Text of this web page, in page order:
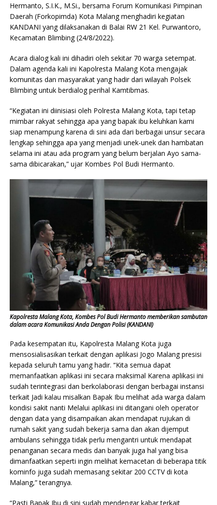
Hermanto, S.I.K., M.Si., bersama Forum Komunikasi Pimpinan
Daerah (Forkopimda) Kota Malang menghadiri kegiatan
KANDANI yang dilaksanakan di Balai RW 21 Kel. Purwantoro,
Kecamatan Blimbing (24/8/2022).
Acara dialog kali ini dihadiri oleh sekitar 70 warga setempat.
Dalam agenda kali ini Kapolresta Malang Kota mengajak
komunitas dan masyarakat yang hadir dari wilayah Polsek
Blimbing untuk berdialog perihal Kamtibmas.
“Kegiatan ini diinisiasi oleh Polresta Malang Kota, tapi tetap
mimbar rakyat sehingga apa yang bapak ibu keluhkan kami
siap menampung karena di sini ada dari berbagai unsur secara
lengkap sehingga apa yang menjadi unek-unek dan hambatan
selama ini atau ada program yang belum berjalan Ayo sama-
sama dibicarakan,” ujar Kombes Pol Budi Hermanto.
Kapolresta Malang Kota, Kombes Pol Budi Hermanto memberikan sambutan
dalam acara Komunikasi Anda Dengan Polisi (KANDANI)
Pada kesempatan itu, Kapolresta Malang Kota juga
mensosialisasikan terkait dengan aplikasi Jogo Malang presisi
kepada seluruh tamu yang hadir. “Kita semua dapat
memanfaatkan aplikasi ini secara maksimal Karena aplikasi ini
sudah terintegrasi dan berkolaborasi dengan berbagai instansi
terkait Jadi kalau misalkan Bapak Ibu melihat ada warga dalam
kondisi sakit nanti Melalui aplikasi ini ditangani oleh operator
dengan data yang disampaikan akan mendapat rujukan di
rumah sakit yang sudah bekerja sama dan akan dijemput
ambulans sehingga tidak perlu mengantri untuk mendapat
penanganan secara medis dan banyak juga hal yang bisa
dimanfaatkan seperti ingin melihat kemacetan di beberapa titik
kominfo juga sudah memasang sekitar 200 CCTV di kota
Malang,” terangnya.
“Pasti Bapak Ibu di sini sudah mendengar kabar terkait